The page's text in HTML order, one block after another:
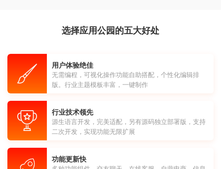
选择应用公园的五大好处
用户体验绝佳
无需编程，可视化操作功能自助搭配，个性化编辑排
版。行业主题模板丰富，一键制作
行业技术领先
源生语言开发，完美适配，另有源码独立部署版，支持
二次开发，实现功能无限扩展
功能更新快